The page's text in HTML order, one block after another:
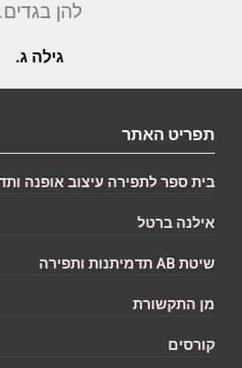
להן בגדים.
גילה ג.
תפריט האתר
בית ספר לתפירה עיצוב אופנה
אילנה ברטל
שיטת AB תדמיתנות ותפירה
מן התקשורת
קורסים